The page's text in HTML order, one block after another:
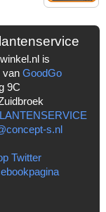
is
van GoodGo
9C
s.nl
Twitter